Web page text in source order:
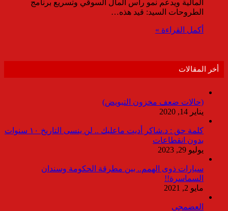
المالية ويدعم نمو رأس المال السوقي وتسريع برنامج
الطروحات السيد: قيد هذه…
أكمل القراءة »
أخر المقالات
(حالات ضعف مخزون التبويض)
يناير 14, 2020
كلمة حق : د.شاكر أديت ماعليك .. لن ينسى التاريخ ١٠ سنوات
بدون انقطاعات
يوليو 29, 2023
سيارات ذوى الهمم.. بين مطرقة الحكومة وسندان
السماسرة!!
مايو 2, 2021
العضمجى